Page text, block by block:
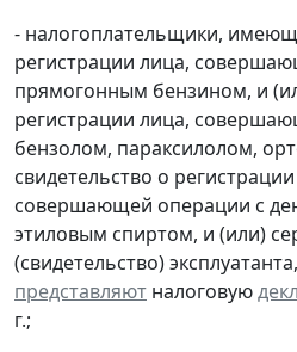
- налогоплательщики,
регистрации лица,
прямогонным бензином, и
регистрации лица,
бензолом, параксилолом,
свидетельство о
совершающей операции с
этиловым спиртом, и (или)
(свидетельство) эксплуатанта,
представляют налоговую
г.;